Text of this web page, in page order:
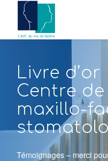
Livre d’or
Centre
maxillo-
Témoignages – merci